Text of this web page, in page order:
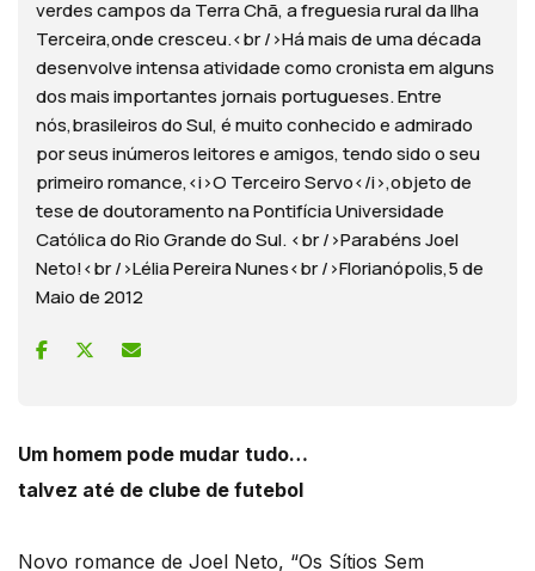
verdes campos da Terra Chã, a freguesia rural da Ilha
Terceira,onde cresceu.<br />Há mais de uma década
desenvolve intensa atividade como cronista em alguns
dos mais importantes jornais portugueses. Entre
nós,brasileiros do Sul, é muito conhecido e admirado
por seus inúmeros leitores e amigos, tendo sido o seu
primeiro romance,<i>O Terceiro Servo</i>,objeto de
tese de doutoramento na Pontifícia Universidade
Católica do Rio Grande do Sul. <br />Parabéns Joel
Neto!<br />Lélia Pereira Nunes<br />Florianópolis,5 de
Maio de 2012
Um homem pode mudar tudo…
talvez até de clube de futebol
Novo romance de Joel Neto, “Os Sítios Sem